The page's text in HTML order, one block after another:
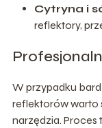
Cytryna i
reflektory,
W przypadku
reflektorów warto
narzędzia.